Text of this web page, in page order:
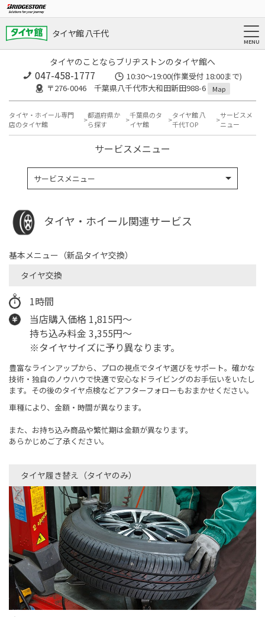
タイヤ館 八千代
タイヤのことならブリヂストンのタイヤ館へ
047-458-1777
10:30～19:00(作業受付 18:00まで)
〒276-0046 千葉県八千代市大和田新田988-6
Map
タイヤ・ホイール専門
店のタイヤ館
都道府県か
ら探す
千葉県のタ
イヤ館
タイヤ館 八
千代TOP
サービスメ
ニュー
サービスメニュー
サービスメニュー
タイヤ・ホイール関連サービス
基本メニュー（新品タイヤ交換）
タイヤ交換
1時間
当店購入価格 1,815円〜
持ち込み料金 3,355円～
※タイヤサイズに予り異なります。
豊富なラインアップから、プロの視点でタイヤ選びをサポート。確かな
技術・独自のノウハウで快適で安心なドライビングのお手伝いをいたし
ます。その後のタイヤ点検などアフターフォローもおまかせください。
車種により、金額・時間が異なります。
また、お持ち込み商品や繁忙期は金額が異なります。
あらかじめご了承ください。
タイヤ履き替え（タイヤのみ）​